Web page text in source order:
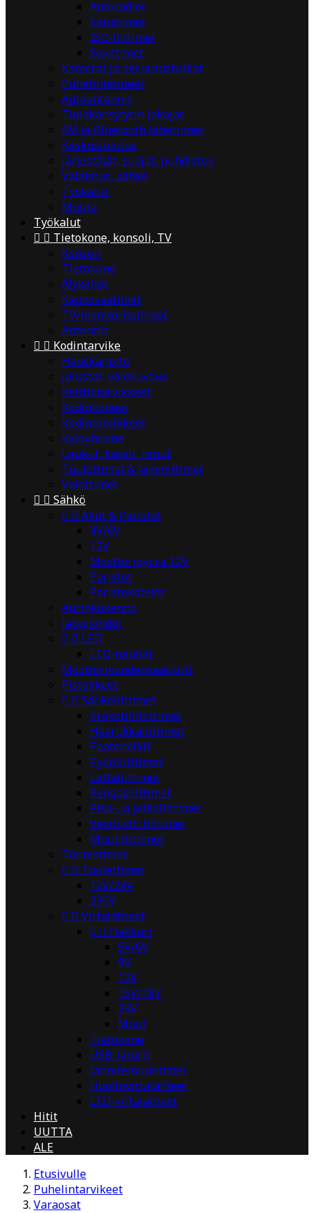
Autoradiot
Kaiuttimet
ISO-liittimet
Sovittimet
Kamerat ja peruutustutkat
Puhelintelineet
Autoantennit
Tupakansytytin jakajat
FM ja Bluetooth lähettimet
Keskuslukitus
Järjestäjät, suojat, puhdistus
Valaistus, sähkö
Työkalut
Muuta
Työkalut
  Tietokone, konsoli, TV
Konsoli
Tietokone
Älykellot
Kaukosäätimet
TV/monitoritelineet
Antennit
  Kodintarvike
Hauskanpito
Jalustat, valokuvaus
Keittiötarvikkeet
Kodinkoneet
Kodintarvikkeet
Kylpyhuone
Laukut, kassit, reput
Tuulettimet & lämmittimet
Valaisimet
  Sähkö
  Akut & Paristot
4V/6V
12V
Moottoripyörä 12V
Paristot
Paristokotelot
Aurinkokenno
Jatkojohdot
  LED
LED-nauhat
Moottorikondensaattorit
Pistokkeet
  Sähköliittimet
Krokotiililiittimet
Haarukkaliittimet
Pääteholkit
Pyöröliittimet
Lattaliittimet
Rengasliittimet
Pika- ja jatkoliittimet
Vesitiiviit liittimet
Muut liittimet
Tunnistimet
  Tuulettimet
12V/24V
230V
  Virtalähteet
  Hakkuri
5V/6V
9V
12V
15V/18V
24V
Muut
Tietokone
USB-laturit
Jännitemuuntimet
Huoltovirtalähteet
LED-virtalähteet
Hitit
UUTTA
ALE
Etusivulle
Puhelintarvikeet
Varaosat